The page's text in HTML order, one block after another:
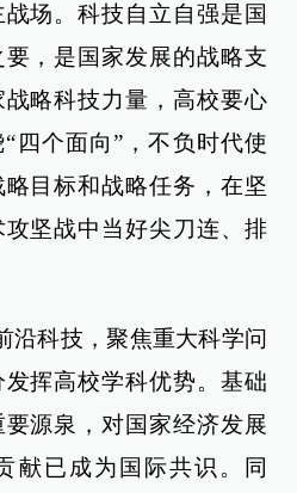
场。科技自立自强是国
，是国家发展的战略支
略科技力量，高校要心
四个面向”，不负时代使
目标和战略任务，在坚
坚战中当好尖刀连、排
沿科技，聚焦重大科学问
挥高校学科优势。基础
源泉，对国家经济发展
献已成为国际共识。同